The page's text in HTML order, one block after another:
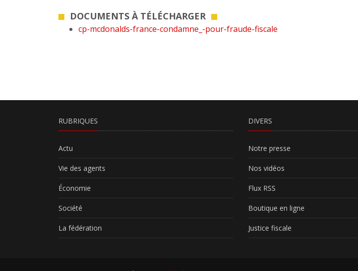
DOCUMENTS À TÉLÉCHARGER
cp-mcdonalds-france-condamne_-pour-fraude-fiscale
RUBRIQUES
Actu
Vie des agents
Économie
Société
La fédération
DIVERS
Notre presse
Nos vidéos
Flux RSS
Boutique en ligne
Justice fiscale